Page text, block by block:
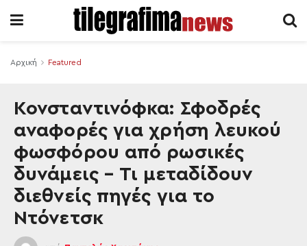
Αρχική Featured
Κονσταντινόφκα: Σφοδρές
αναφορές για χρήση λευκού
φωσφόρου από ρωσικές
δυνάμεις – Τι μεταδίδουν
διεθνείς πηγές για το
Ντόνετσκ